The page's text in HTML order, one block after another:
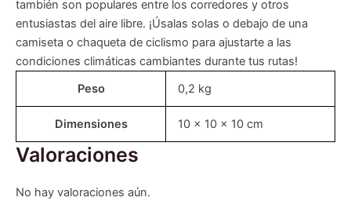
también son populares entre los corredores y otros
entusiastas del aire libre. ¡Úsalas solas o debajo de una
camiseta o chaqueta de ciclismo para ajustarte a las
condiciones climáticas cambiantes durante tus rutas!
Peso
0,2 kg
Dimensiones 10 × 10 × 10 cm
Valoraciones
No hay valoraciones aún.